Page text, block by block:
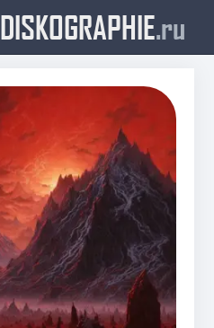
DISKOGRAPHIE.ru